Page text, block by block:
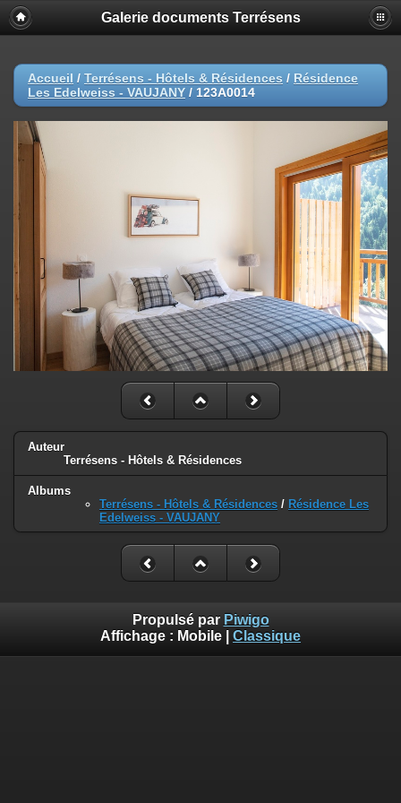
Galerie documents Terrésens
Accueil / Terrésens - Hôtels & Résidences / Résidence
Les Edelweiss - VAUJANY / 123A0014
Auteur
Terrésens - Hôtels & Résidences
Albums
Terrésens - Hôtels & Résidences / Résidence Les
Edelweiss - VAUJANY
Propulsé par Piwigo
Affichage : Mobile Classique